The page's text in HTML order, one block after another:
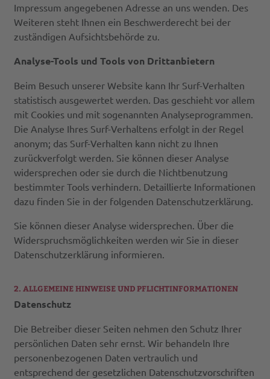
Impressum angegebenen Adresse an uns wenden. Des
Weiteren steht Ihnen ein Beschwerderecht bei der
zuständigen Aufsichtsbehörde zu.
Analyse-Tools und Tools von Drittanbietern
Beim Besuch unserer Website kann Ihr Surf-Verhalten
statistisch ausgewertet werden. Das geschieht vor allem
mit Cookies und mit sogenannten Analyseprogrammen.
Die Analyse Ihres Surf-Verhaltens erfolgt in der Regel
anonym; das Surf-Verhalten kann nicht zu Ihnen
zurückverfolgt werden. Sie können dieser Analyse
widersprechen oder sie durch die Nichtbenutzung
bestimmter Tools verhindern. Detaillierte Informationen
dazu finden Sie in der folgenden Datenschutzerklärung.
Sie können dieser Analyse widersprechen. Über die
Widerspruchsmöglichkeiten werden wir Sie in dieser
Datenschutzerklärung informieren.
2. ALLGEMEINE HINWEISE UND PFLICHTINFORMATIONEN
Datenschutz
Die Betreiber dieser Seiten nehmen den Schutz Ihrer
persönlichen Daten sehr ernst. Wir behandeln Ihre
personenbezogenen Daten vertraulich und
entsprechend der gesetzlichen Datenschutzvorschriften